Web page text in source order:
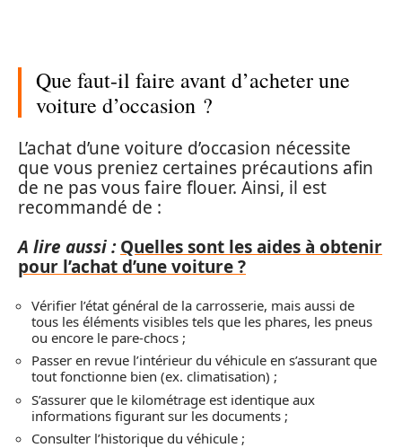
Que faut-il faire avant d’acheter une
voiture d’occasion ?
L’achat d’une voiture d’occasion nécessite
que vous preniez certaines précautions afin
de ne pas vous faire flouer. Ainsi, il est
recommandé de :
A lire aussi : Quelles sont les aides à obtenir
pour l’achat d’une voiture ?
Vérifier l’état général de la carrosserie, mais aussi de
tous les éléments visibles tels que les phares, les pneus
ou encore le pare-chocs ;
Passer en revue l’intérieur du véhicule en s’assurant que
tout fonctionne bien (ex. climatisation) ;
S’assurer que le kilométrage est identique aux
informations figurant sur les documents ;
Consulter l’historique du véhicule ;